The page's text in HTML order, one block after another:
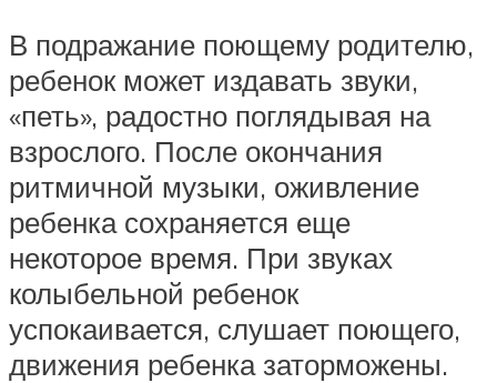
В подражание поющему родителю,
ребенок может издавать звуки,
«петь», радостно поглядывая на
взрослого. После окончания
ритмичной музыки, оживление
ребенка сохраняется еще
некоторое время. При звуках
колыбельной ребенок
успокаивается, слушает поющего,
движения ребенка заторможены.